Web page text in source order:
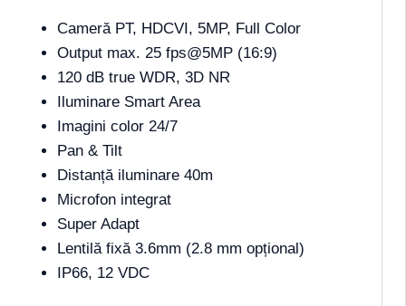
Cameră PT, HDCVI, 5MP, Full Color
Output max. 25 fps@5MP (16:9)
120 dB true WDR, 3D NR
Iluminare Smart Area
Imagini color 24/7
Pan & Tilt
Distanță iluminare 40m
Microfon integrat
Super Adapt
Lentilă fixă 3.6mm (2.8 mm opțional)
IP66, 12 VDC